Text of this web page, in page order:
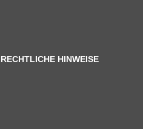
HINWEISE